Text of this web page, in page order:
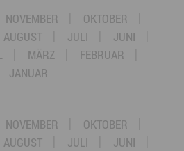
NOVEMBER
OKTOBER
AUGUST JULI
JUNI
MÄRZ
FEBRUAR
JANUAR
NOVEMBER
OKTOBER
AUGUST JULI
JUNI